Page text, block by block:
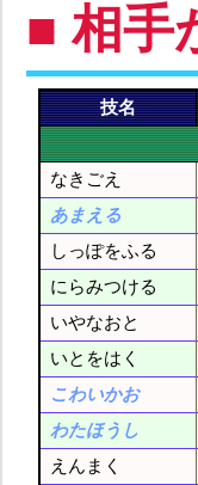
■ 相手
技名
なきごえ
あまえる
しっぽをふる
にらみつける
いやなおと
いとをはく
こわいかお
わたほうし
えんまく